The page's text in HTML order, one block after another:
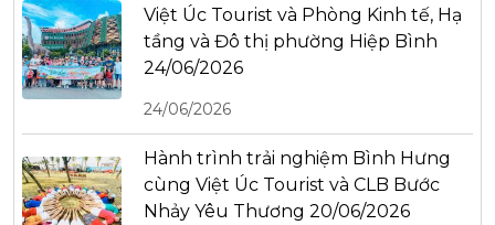
Việt Úc Tourist và Phòng Kinh tế, Hạ
tầng và Đô thị phường Hiệp Bình
24/06/2026
24/06/2026
Hành trình trải nghiệm Bình Hưng
cùng Việt Úc Tourist và CLB Bước
Nhảy Yêu Thương 20/06/2026